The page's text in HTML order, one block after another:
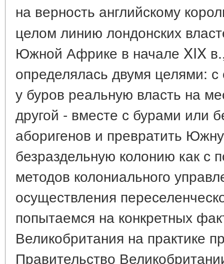
на верность английскому
целом линию лондонских
Южной Африке в начале XIX
определялась двумя целями:
у буров реальную власть на
другой - вместе с бурами или
аборигенов и превратить
безраздельную колонию как
методов колониального
осуществления
попытаемся на конкретных
Великобритания на практике
Правительство